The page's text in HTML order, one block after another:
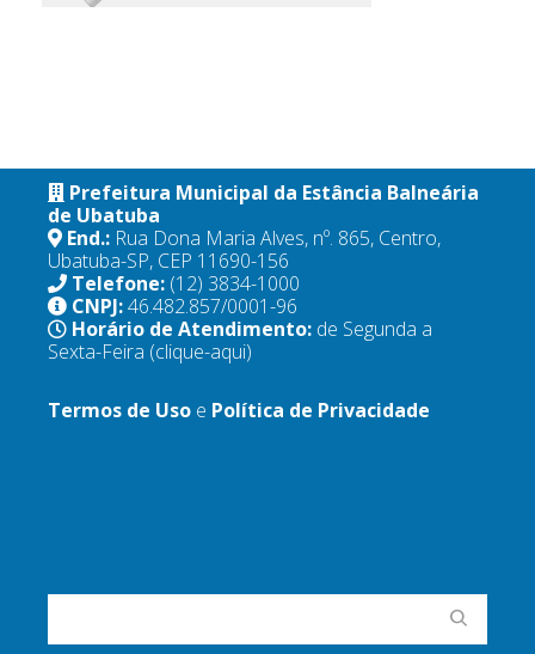
Prefeitura Municipal da Estância Balneária
de Ubatuba
End.: Rua Dona Maria Alves, nº. 865, Centro,
Ubatuba-SP, CEP 11690-156
Telefone: (12) 3834-1000
CNPJ:46.482.857/0001-96
Horário de Atendimento: de Segunda a
Sexta-Feira (clique-aqui)
Termos de Uso e Política de Privacidade